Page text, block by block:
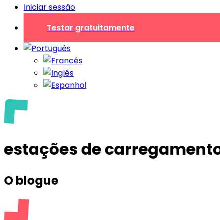
Iniciar sessão
Testar gratuitamente
estações de
O blogue